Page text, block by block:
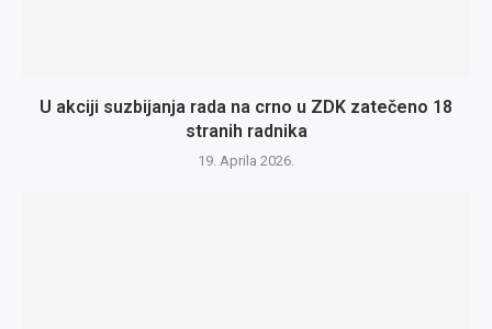
U akciji suzbijanja rada na crno u ZDK zatečeno 18
stranih radnika
19. Aprila 2026.